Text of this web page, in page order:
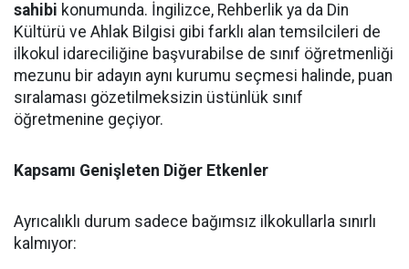
sahibi konumunda. İngilizce, Rehberlik ya da Din
Kültürü ve Ahlak Bilgisi gibi farklı alan temsilcileri de
ilkokul idareciliğine başvurabilse de sınıf öğretmenliği
mezunu bir adayın aynı kurumu seçmesi halinde, puan
sıralaması gözetilmeksizin üstünlük sınıf
öğretmenine geçiyor.
Kapsamı Genişleten Diğer Etkenler
Ayrıcalıklı durum sadece bağımsız ilkokullarla sınırlı
kalmıyor: